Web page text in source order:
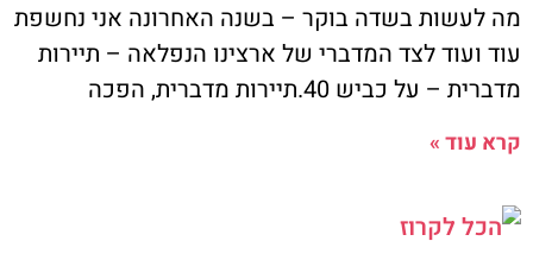
מה לעשות בשדה בוקר – בשנה האחרונה אני נחשפת
עוד ועוד לצד המדברי של ארצינו הנפלאה – תיירות
מדברית – על כביש 40.תיירות מדברית, הפכה
קרא עוד »